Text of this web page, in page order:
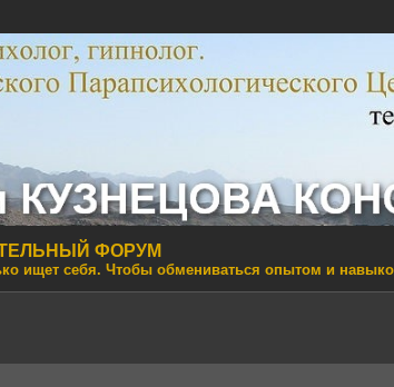
ФОРУМ
ищет себя. Чтобы обмениваться опытом и